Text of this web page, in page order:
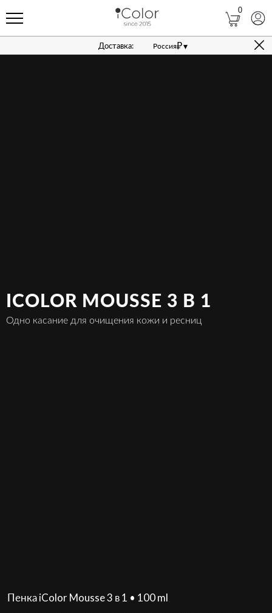
0
Доставка: Россия₽▾
ICOLOR MOUSSE 3 В 1
Одно касание для очищения кожи и ресниц
КУПИТЬ — 700 ₽
Пенка iColor Mousse 3 в 1 • 100 ml